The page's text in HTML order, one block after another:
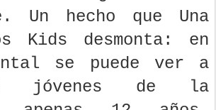
Un hecho que Una
Kids desmonta: en
se puede ver a
jóvenes de la